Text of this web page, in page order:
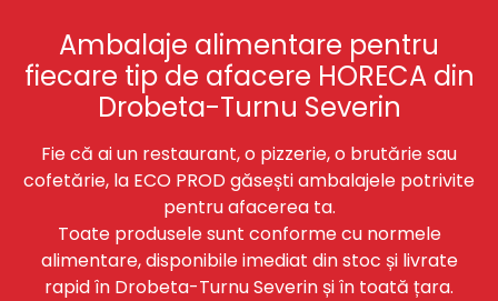
Ambalaje alimentare pentru
fiecare tip de afacere HORECA din
Drobeta-Turnu Severin
Fie că ai un restaurant, o pizzerie, o brutărie sau
cofetărie, la ECO PROD găsești ambalajele potrivite
pentru afacerea ta.
Toate produsele sunt conforme cu normele
alimentare, disponibile imediat din stoc și livrate
rapid în Drobeta-Turnu Severin și în toată țara.